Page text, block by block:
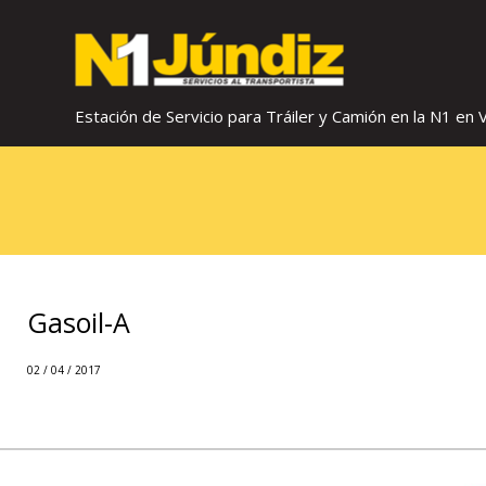
Estación de Servicio para Tráiler y Camión en la N1 en
Gasoil-A
02 / 04 / 2017